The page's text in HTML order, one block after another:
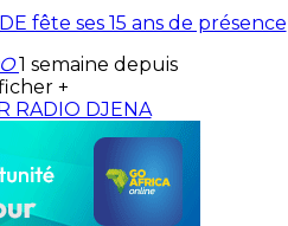
fête ses 15 ans de présence
1 semaine depuis
+